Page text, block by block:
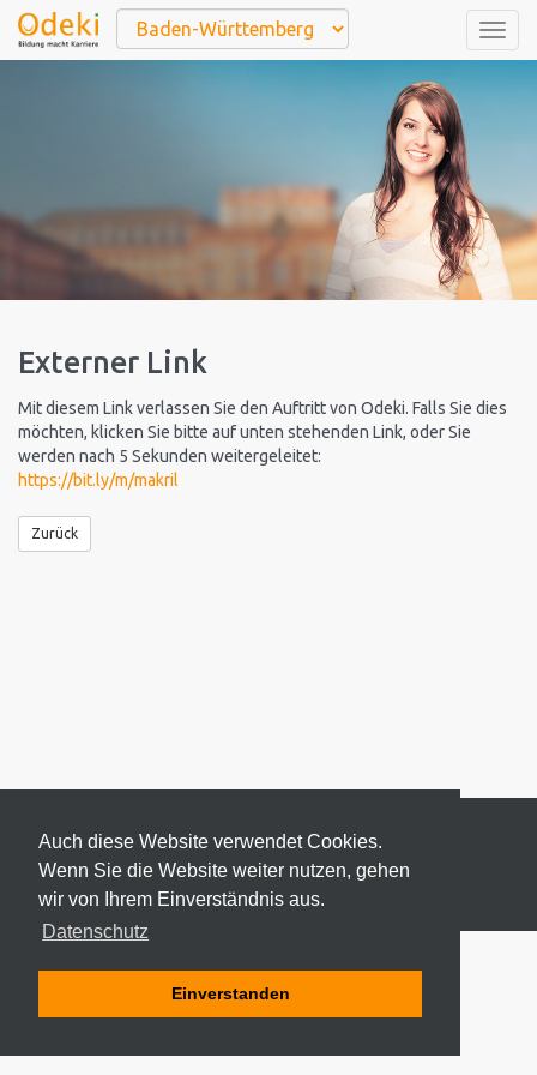
Auch diese Website verwendet Cookies.
Wenn Sie die Website weiter nutzen, gehen
wir von Ihrem Einverständnis aus.
Datenschutz
Einverstanden
Externer Link
Mit diesem Link verlassen Sie den Auftritt von Odeki. Falls Sie dies
möchten, klicken Sie bitte auf unten stehenden Link, oder Sie
werden nach 5 Sekunden weitergeleitet:
https://bit.ly/m/makril
Zurück
© 2026 ODEKI - ALLE RECHTE VORBEHALTEN